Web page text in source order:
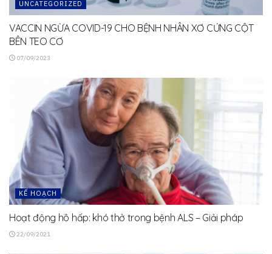
UNCATEGORIZED
VACCIN NGỪA COVID-19 CHO BỆNH NHÂN XƠ CỨNG CỘT
BÊN TEO CƠ
07/09/2023
KẾ HOẠCH
Hoạt động hô hấp: khó thở trong bệnh ALS – Giải pháp
22/09/2021